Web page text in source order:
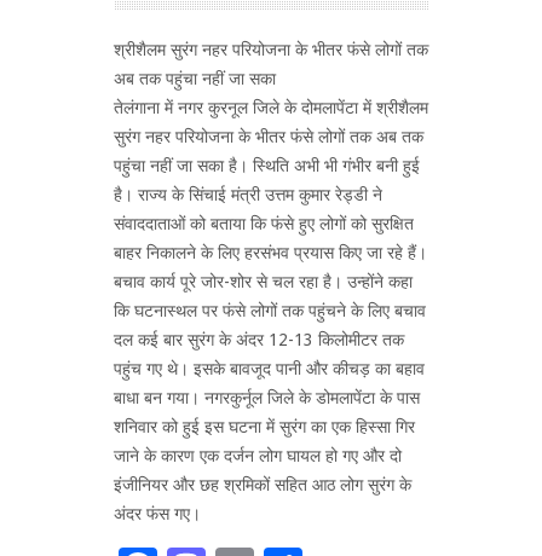
श्रीशैलम सुरंग नहर परियोजना के भीतर फंसे लोगों तक
अब तक पहुंचा नहीं जा सका
तेलंगाना में नगर कुरनूल जिले के दोमलापेंटा में श्रीशैलम
सुरंग नहर परियोजना के भीतर फंसे लोगों तक अब तक
पहुंचा नहीं जा सका है। स्थिति अभी भी गंभीर बनी हुई
है। राज्य के सिंचाई मंत्री उत्तम कुमार रेड्डी ने
संवाददाताओं को बताया कि फंसे हुए लोगों को सुरक्षित
बाहर निकालने के लिए हरसंभव प्रयास किए जा रहे हैं।
बचाव कार्य पूरे जोर-शोर से चल रहा है। उन्होंने कहा
कि घटनास्थल पर फंसे लोगों तक पहुंचने के लिए बचाव
दल कई बार सुरंग के अंदर 12-13 किलोमीटर तक
पहुंच गए थे। इसके बावजूद पानी और कीचड़ का बहाव
बाधा बन गया। नगरकुर्नूल जिले के डोमलापेंटा के पास
शनिवार को हुई इस घटना में सुरंग का एक हिस्सा गिर
जाने के कारण एक दर्जन लोग घायल हो गए और दो
इंजीनियर और छह श्रमिकों सहित आठ लोग सुरंग के
अंदर फंस गए।